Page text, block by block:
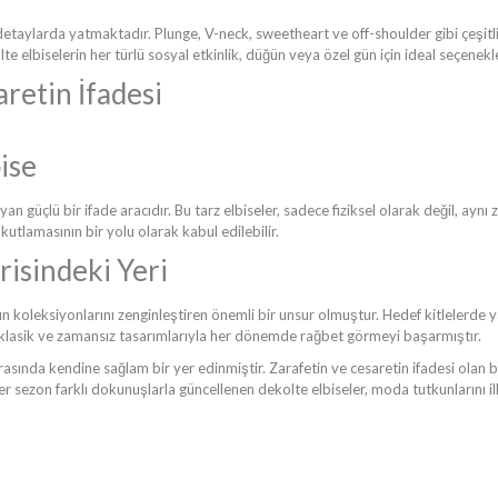
yatmaktadır. Plunge, V-neck, sweetheart ve off-shoulder gibi
elbiselerin her türlü sosyal etkinlik, düğün veya özel gün için ideal
İfadesi
güçlü bir ifade aracıdır. Bu tarz elbiseler, sadece fiziksel olarak değil,
bir yolu olarak kabul edilebilir.
Yeri
koleksiyonlarını zenginleştiren önemli bir unsur olmuştur. Hedef
ve zamansız tasarımlarıyla her dönemde rağbet görmeyi başarmıştır.
kendine sağlam bir yer edinmiştir. Zarafetin ve cesaretin ifadesi olan
sezon farklı dokunuşlarla güncellenen dekolte elbiseler, moda